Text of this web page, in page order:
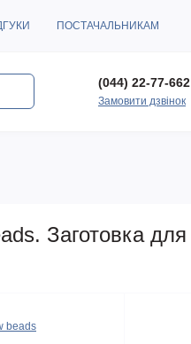
ПОСТАЧАЛЬНИКАМ
(044) 22-77-662
Замовити дзвінок
Заготовка для
beads